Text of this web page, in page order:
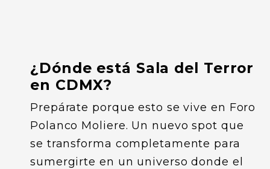
¿Dónde está Sala del Terror
en CDMX?
Prepárate porque esto se vive en Foro
Polanco Moliere. Un nuevo spot que
se transforma completamente para
sumergirte en un universo donde el